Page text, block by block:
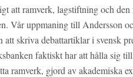
att ramverk, lagstiftning och
Vår uppmaning till Andersson
skriva debattartiklar i svensk
faktiskt har att hålla sig
ramverk, gjord av akademiska